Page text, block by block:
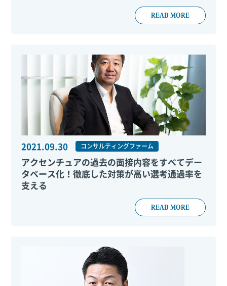
READ MORE
2021.09.30 コンサルティングファーム
アクセンチュアの過去の面接内容をすべてデー
タベース化！徹底した対策が高い選考通過率を
支える
READ MORE